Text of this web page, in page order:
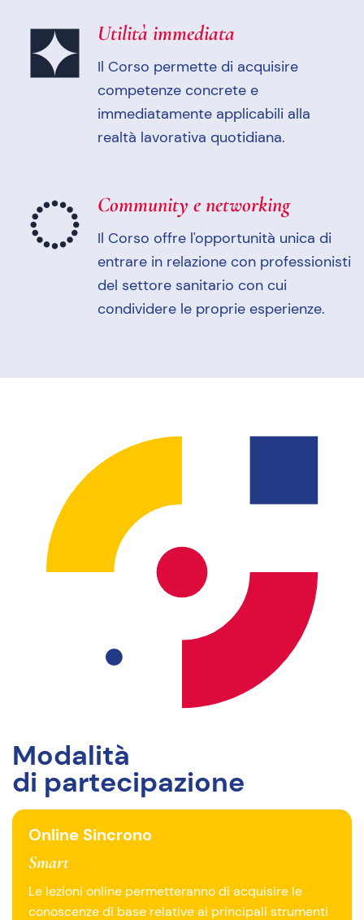
Utilità immediata
Il Corso permette di acquisire
competenze concrete e
immediatamente applicabili alla
realtà lavorativa quotidiana.
Community e networking
Il Corso offre l'opportunità unica di
entrare in relazione con professionisti
del settore sanitario con cui
condividere le proprie esperienze.
Modalità
di partecipazione
Online Sincrono
Smart
Le lezioni online permetteranno di acquisire le
conoscenze di base relative ai principali strumenti